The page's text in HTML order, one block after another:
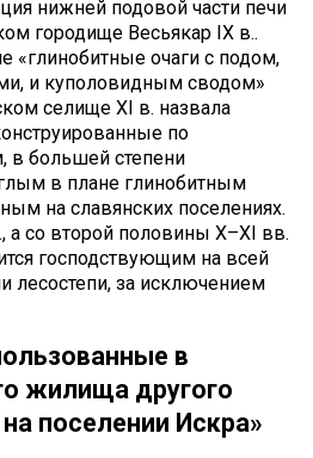
нижней подовой части печи
городище Весьякар IX в..
«глинобитные очаги с подом,
и куполовидным сводом»
селище XI в. назвала
по
в большей степени
в плане глинобитным
на славянских поселениях.
а со второй половины X–XI вв.
господствующим на всей
лесостепи, за исключением
в
жилища другого
поселении Искра»